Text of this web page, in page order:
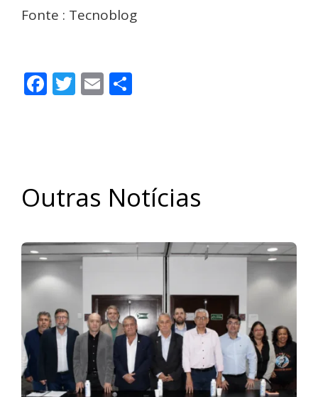
Fonte : Tecnoblog
Facebook
Twitter
Email
Outras Notícias